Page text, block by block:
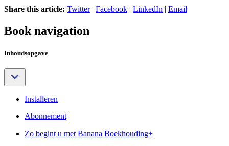
Share this article: Twitter| Facebook | LinkedIn | Email
Book navigation
Inhoudsopgave
Installeren
Abonnement
Zo begint u met Banana Boekhouding+